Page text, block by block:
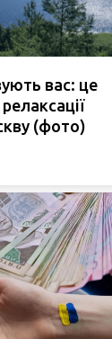
вас: це
(фото)